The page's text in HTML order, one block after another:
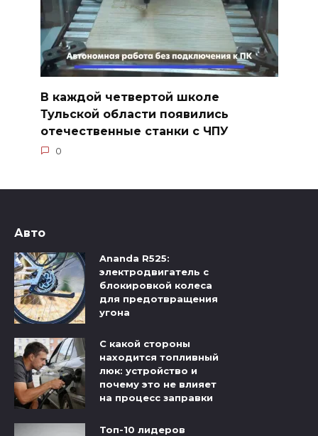
В каждой четвертой школе
Тульской области появились
отечественные станки с ЧПУ
0
Авто
Ananda R525:
электродвигатель с
блокировкой колеса
для предотвращения
угона
С какой стороны
находится топливный
люк: устройство и
почему это не влияет
на процесс заправки
Топ-10 лидеров